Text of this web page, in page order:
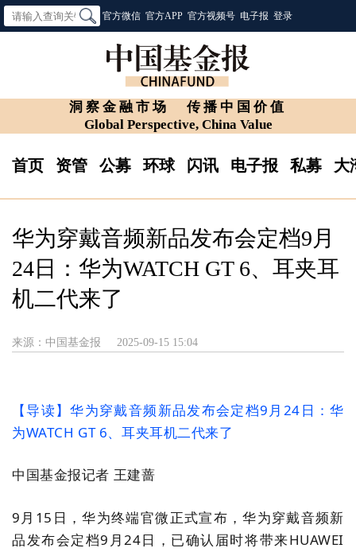
官方微信 官方APP 官方视频号 电子报 登录
洞察金融市场
传播中国价值
Global Perspective, China Value
首页 资管 公募 环球 闪讯 电子报 私募 大
华为穿戴音频新品发布会定档9月
24日：华为WATCH GT 6、耳夹耳
机二代来了
来源：中国基金报 2025-09-15 15:04
【导读】华为穿戴音频新品发布会定档9 月 24日：华
为WATCH GT 6、耳夹耳机二代来了
中国基金报记者 王建蔷
9 月 15 日，华为终端官微正式宣布，华为穿戴音频新
品发布会定档9 月24日，已确认届时将带来HUAWEI